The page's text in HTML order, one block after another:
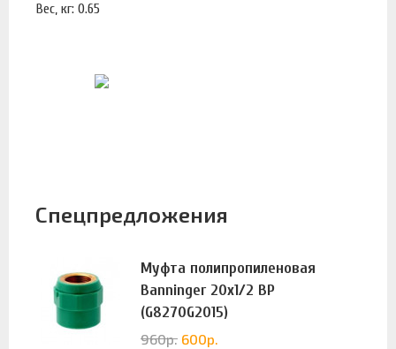
Вес, кг: 0.65
Спецпредложения
Муфта полипропиленовая
Banninger 20х1/2 ВР
(G8270G2015)
960р. 600р.